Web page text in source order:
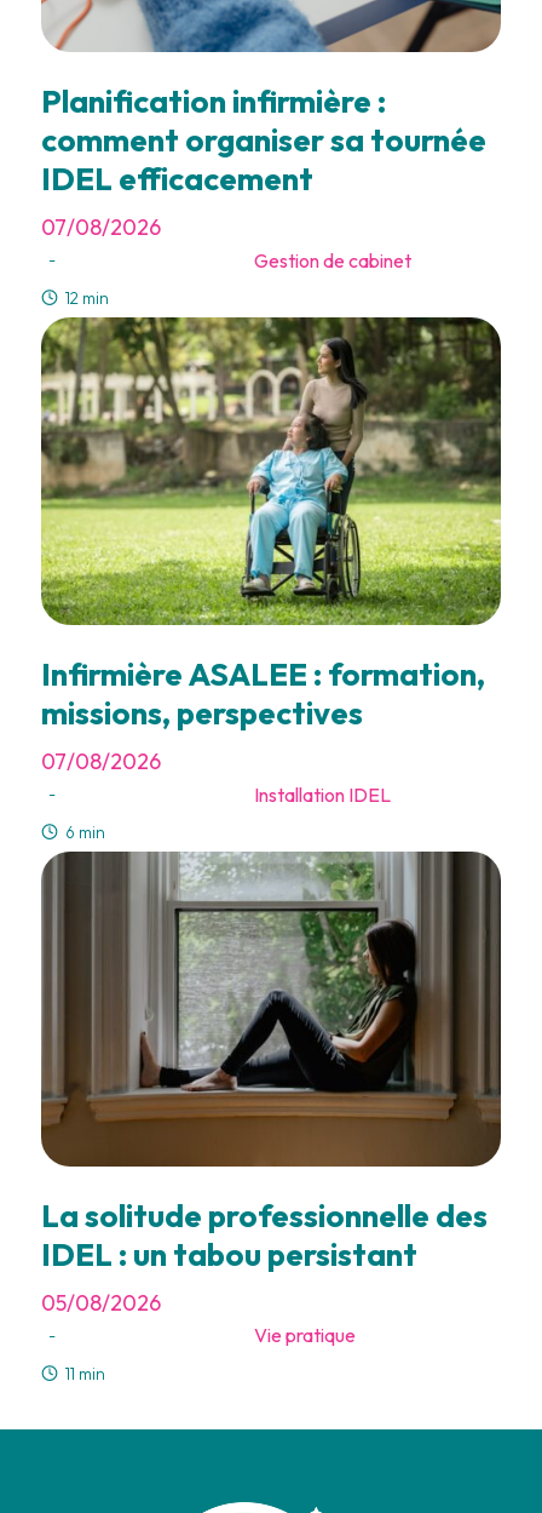
Planification infirmière :
comment organiser sa tournée
IDEL efficacement
07/08/2026
- Gestion de cabinet
12 min
Infirmière ASALEE : formation,
missions, perspectives
07/08/2026
- Installation IDEL
6 min
La solitude professionnelle des
IDEL : un tabou persistant
05/08/2026
- Vie pratique
11 min